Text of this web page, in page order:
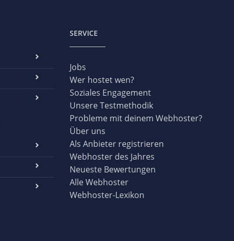
SERVICE
Jobs
Wer hostet wen?
Soziales Engagement
Unsere Testmethodik
Probleme mit deinem Webhoster?
Über uns
Als Anbieter registrieren
Webhoster des Jahres
Neueste Bewertungen
Alle Webhoster
Webhoster-Lexikon